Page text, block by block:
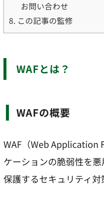
お問い合わせ
8. この記事の監修
WAFとは？
WAFの概要
WAF（Web Application
ケーションの脆弱性を
保護するセキュリティ対